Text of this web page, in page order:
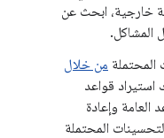
خارجية، ابحث عن
المشاكل.
المحتملة من خلال
استيراد قواعد
العامة وإعادة
المحتملة